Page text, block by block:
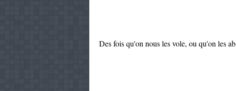
Des fois qu'on nous les vole, ou qu'on les